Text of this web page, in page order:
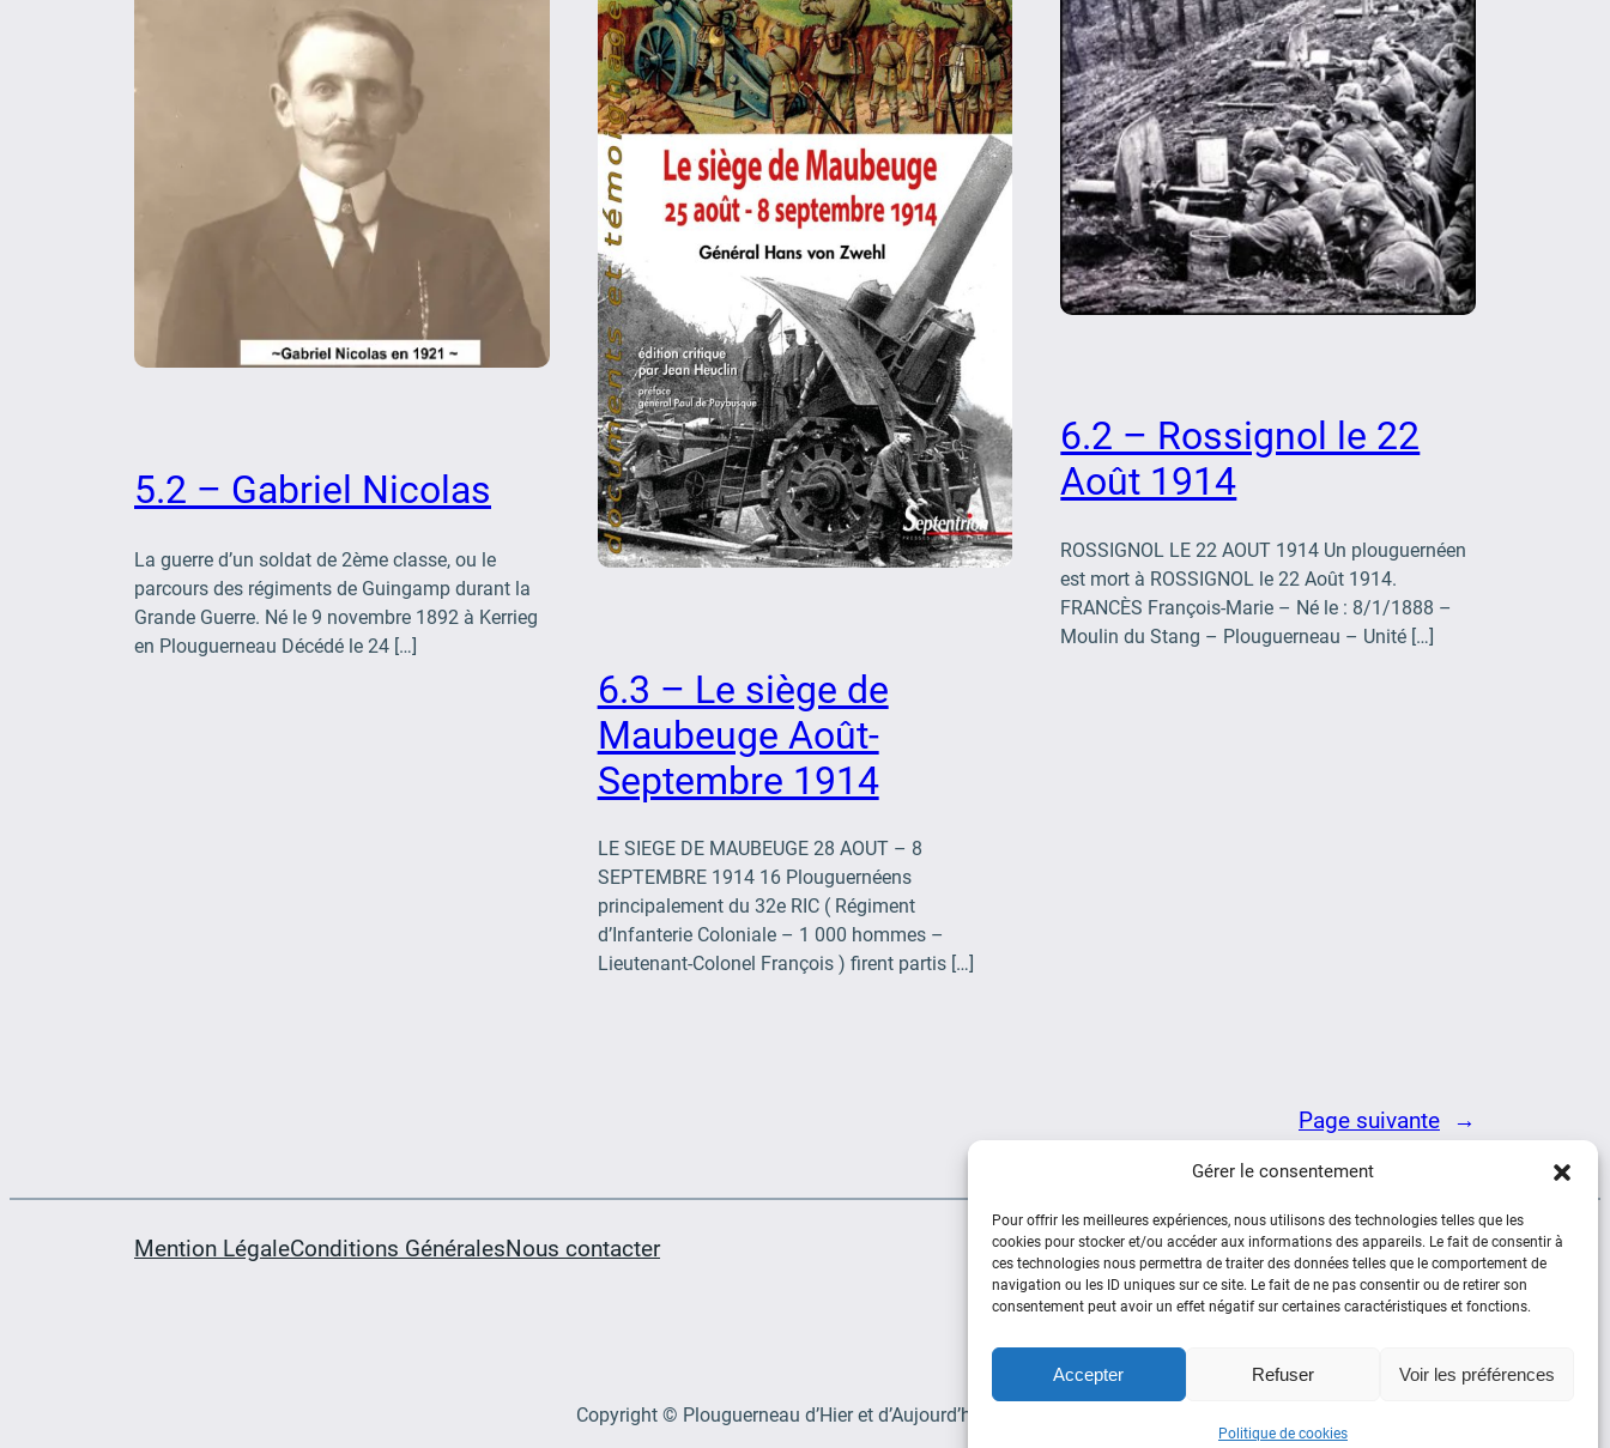
Gérer le consentement
Pour offrir les meilleures expériences, nous utilisons des technologies telles que les
cookies pour stocker et/ou accéder aux informations des appareils. Le fait de consentir à
ces technologies nous permettra de traiter des données telles que le comportement de
navigation ou les ID uniques sur ce site. Le fait de ne pas consentir ou de retirer son
consentement peut avoir un effet négatif sur certaines caractéristiques et fonctions.
Accepter Refuser Voir les préférences
Politique de cookies
5.2 – Gabriel Nicolas
La guerre d’un soldat de 2ème classe, ou le
parcours des régiments de Guingamp durant la
Grande Guerre. Né le 9 novembre 1892 à Kerrieg
en Plouguerneau Décédé le 24 […]
6.3 – Le siège de
Maubeuge Août-
Septembre 1914
LE SIEGE DE MAUBEUGE 28 AOUT – 8
SEPTEMBRE 1914 16 Plouguernéens
principalement du 32e RIC ( Régiment
d’Infanterie Coloniale – 1 000 hommes –
Lieutenant-Colonel François ) firent partis […]
6.2 – Rossignol le 22
Août 1914
ROSSIGNOL LE 22 AOUT 1914 Un plouguernéen
est mort à ROSSIGNOL le 22 Août 1914.
FRANCÈS François-Marie – Né le : 8/1/1888 –
Moulin du Stang – Plouguerneau – Unité […]
Page suivante →
Mention LégaleConditions GénéralesNous contacter Social
Copyright © Plouguerneau d’Hier et d’Aujourd’hui 2025